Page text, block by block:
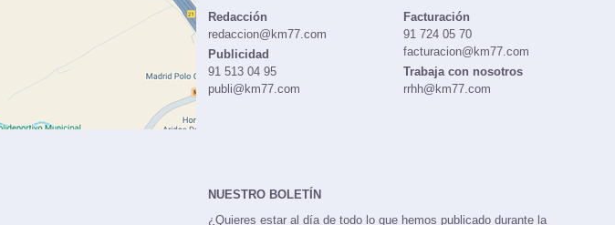
Redacción
redaccion@km77.com
Publicidad
91 513 04 95
publi@km77.com
Facturación
91 724 05 70
facturacion@km77.com
Trabaja con nosotros
rrhh@km77.com
NUESTRO BOLETÍN
¿Quieres estar al día de todo lo que hemos publicado durante la